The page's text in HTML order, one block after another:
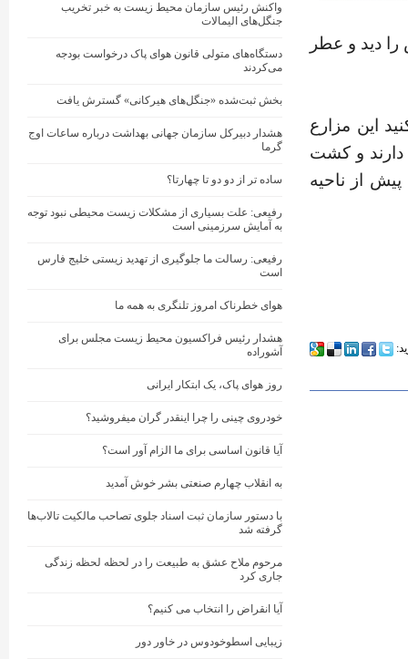
دید و عطر
این مزارع
دارند و کشت
مرسوم است. اسطوخودوس حدود ۶۰ سال پیش از ناحیه
واکنش رئیس سازمان محیط‌ زیست به خبر تخریب
جنگل‌های الیمالات
دستگاه‌های متولی قانون هوای پاک درخواست بودجه
می‌کردند
بخش ثبت‌شده «جنگل‌های هیرکانی» گسترش یافت
هشدار دبیرکل سازمان جهانی بهداشت درباره ساعات اوج
گرما
ساده تر از دو دو تا چهارتا؟
رفیعی: علت بسیاری از مشکلات زیست محیطی نبود توجه
به آمایش سرزمینی است
رفیعی: رسالت ما جلوگیری از تهدید زیستی خلیج فارس
است
هوای خطرناک امروز تلنگری به همه ما
هشدار رئیس فراکسیون محیط زیست مجلس برای
آشوراده
روز هوای پاک، یک ابتکار ایرانی
خودروی چینی را چرا اینقدر گران میفروشید؟
آیا قانون اساسی برای ما الزام آور است؟
به انقلاب چهارم صنعتی بشر خوش آمدید
با دستور سازمان ثبت اسناد جلوی تصاحب مالکیت تالاب‌ها
گرفته شد
مرحوم ملاح عشق به طبیعت را در لحظه لحظه زندگی
جاری کرد
آیا انقراض را انتخاب می کنیم؟
زیبایی اسطوخودوس در خاور دور